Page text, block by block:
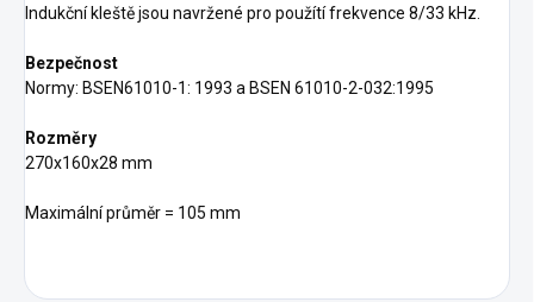
Indukční kleště jsou navržené pro použítí frekvence 8/33 kHz.
Bezpečnost
Normy: BSEN61010-1: 1993 a BSEN 61010-2-032:1995
Rozměry
270x160x28 mm
Maximální průměr = 105 mm